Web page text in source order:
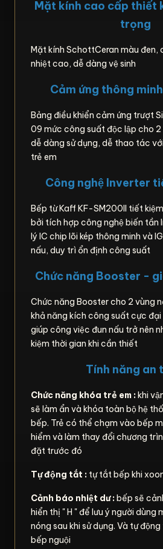
Mặt kính cao cấp thiết
trọng
Mặt kính SchottCeran màu đen,
nhiệt cao, dễ dàng vệ sinh
Cảm ứng thông
Bảng điều khiển cảm ứng trượt
09 mức công suất độc lập cho 2
dễ dàng sử dụng, dễ thao tác
trẻ em
Công nghệ Inverter
Bếp từ Kaff KF-SM200II tiết
bởi tích hợp công nghệ biến tần
lý IC chip lõi kép thông minh và
nấu, duy trì ổn định công suất
Chức năng Booster -
Chức năng Booster cho 2 vùng
khả năng kích công suất cực
giúp công việc đun nấu trở nên
kiệm thời gian khi cần thiết
Tính năng an
Chức năng khóa trẻ em :khi
sẽ làm ẩn và khóa toàn bộ hệ
bếp. Trẻ có thể chạm vào bếp
hiểm và làm thay đổi chương
đặt trước đó
Tự động tắt : tự tắt bếp khi
Cảnh báo nhiệt dư :bếp sẽ
hiển thị " H " để lưu ý người dùng
nóng sau khi sử dụng. Và tự
bếp nguội